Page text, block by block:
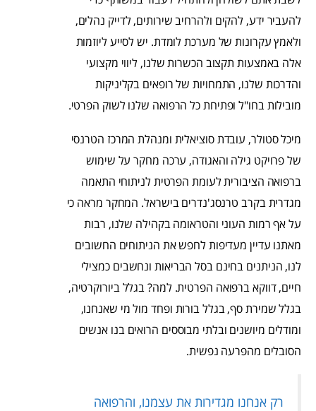
להעביר ידע, להקים ולהרחיב שירותים, לדייק נהלים,
ולאמץ עקרונות של מערכת לומדת. יש לסייע ליוזמות
אלה באמצעות תקצוב הכשרות שלנו, ליווי מקצועי
והדרכות שלנו, התמחויות של רופאים בקליניקות
מובילות בחו"ל ופתיחת כל הרפואה שלנו לשוק הפרטי.
מיכל סטולר, עובדת סוציאלית ומנהלת המרכז הטרנסי
של פרויקט גילה והאגודה, ערכה מחקר על שימוש
ברפואה הציבורית לעומת הפרטית לניתוחי התאמה
מגדרית בקרב טרנסג'נדרים בישראל. המחקר מראה כי
על אף רמות העוני והטראומה בקהילה שלנו, רבות
מאתנו עדיין מעדיפות לחפש את הניתוחים החשובים
לנו, הניתנים בחינם בסל הבריאות ונחשבים כמצילי
חיים, דווקא ברפואה הפרטית. למה? בגלל ביורוקרטיה,
בגלל שמירת סף, בגלל בורות ופחד מול מי שאנחנו,
ומודלים מיושנים ובלתי מבוססים הרואים בנו אנשים
הסובלים מהפרעה נפשית.
רק אנחנו מגדירות את עצמנו, והרפואה